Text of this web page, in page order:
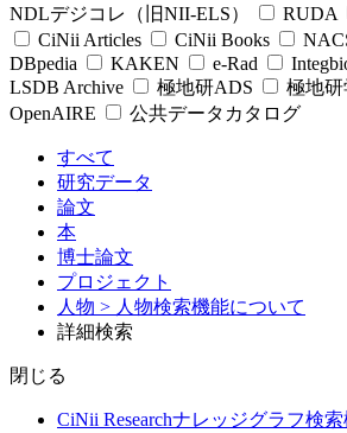
NDLデジコレ（旧NII-ELS）
RUDA
CiNii Articles
CiNii Books
DBpedia
KAKEN e-Rad
LSDB Archive
極地研ADS
極地
OpenAIRE
公共データカタログ
すべて
研究データ
論文
本
博士論文
プロジェクト
人物 > 人物検索機能について
詳細検索
閉じる
CiNii Researchナレッジグラフ検